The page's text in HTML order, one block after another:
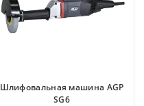
Шлифовальная машина AGP
SG6